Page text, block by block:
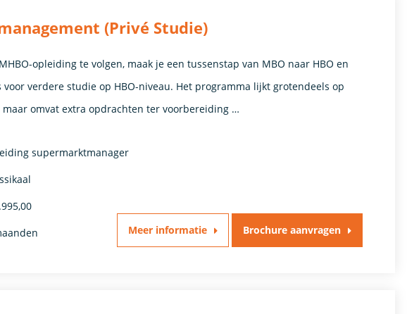
(Privé Studie)
opleiding te volgen, maak je een tussenstap van MBO naar HBO en
voor verdere studie op HBO-niveau. Het programma lijkt grotendeels op
maar omvat extra opdrachten ter voorbereiding …
supermarktmanager
Meer informatie Brochure aanvragen